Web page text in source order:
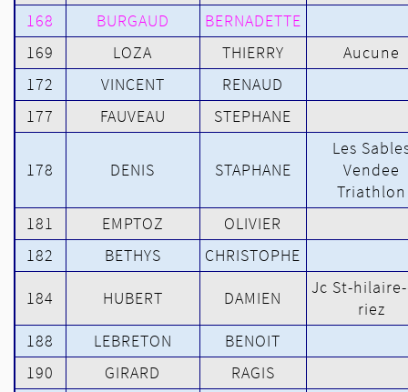
168
BURGAUD
BERNADETTE
169
LOZA THIERRY
Aucune
172
VINCENT
RENAUD
177
FAUVEAU STEPHANE
178 DENIS STAPHANE
Les
Vendee
Triathlon
181
EMPTOZ
OLIVIER
182
BETHYS CHRISTOPHE
184 HUBERT DAMIEN
Jc St-
riez
188
LEBRETON
BENOIT
190
GIRARD
RAGIS